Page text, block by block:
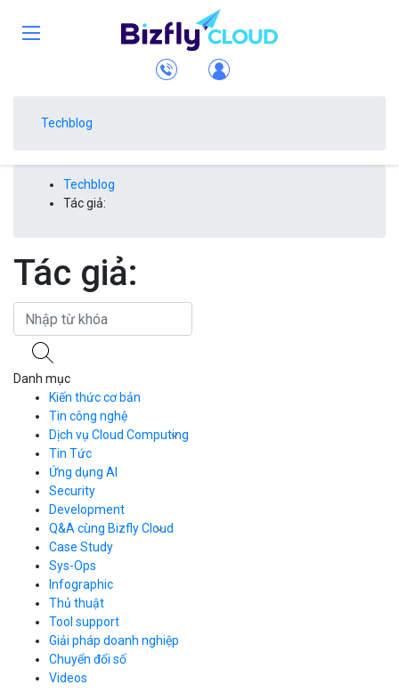
Techblog
Techblog
Tác giả:
Tác giả:
Danh mục
Kiến thức cơ bản
Tin công nghệ
Dịch vụ Cloud Computing
Cloud Server
CDN
Load Balancer
Auto Scaling
Container Registry
Kubernetes
Cloud Database
Call Center
Business Email
Simple Storage
VOD
VPN
Traffic Manager
Cloud VPS
Tin Tức
Ứng dụng AI
Security
Development
Q&A cùng Bizfly Cloud
Q&A về Bizfly Cloud Server
Thao tác kết nối tới server
Videos
Q&A về Bizfly Business Email
Videos
Case Study
Sys-Ops
Infographic
Thủ thuật
Tool support
Giải pháp doanh nghiệp
Chuyển đổi số
Videos